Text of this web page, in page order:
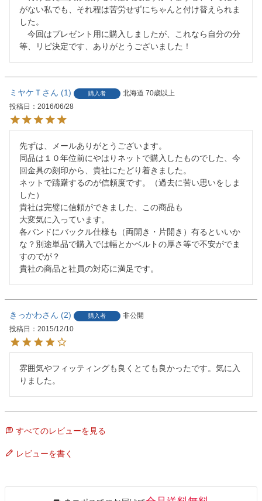
がない私でも、それ程は苦労せずにちゃんと付け替えられま
した。
今回はプレゼント用に購入しましたが、これなら自分の分
等、リピ決定です、ありがとうございました！
ミヤケＴ 1 購入者 北海道 70歳以上
投稿日
2016/06/28
先ずは、メールありがとうございます。
同品は１０年位前にやはりネットで購入したものでした、今
回金具の刻印から、貴社にたどり着きました。
ネットで躊躇するのが信頼度です。（過去に苦い思いをしま
した）
貴社は完璧に信頼ができました、この商品も
大変気に入っています。
各バンドにバックル仕様も（両開き・片開き）有るといいか
な？別途単品で購入では幅とかベルトの厚さ等で不安がでま
すのでが？
貴社の商品と社員の対応に満足です。
きっかわ 2 購入者
非公開
投稿日
2015/12/10
雰囲気やフィッティングも良くとても良かったです。気に入
りました。
すべてのレビューを見る
レビューを書く